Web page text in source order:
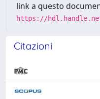
link a questo
https://
Citazioni